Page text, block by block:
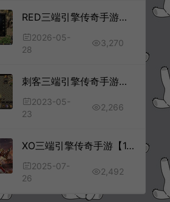
RED三端引擎传奇手游【1.76月光传奇底板】5月最新整理Win一键服务端+GM工具+PC安卓苹果+详细搭建教程
2026-05-
28
3,270
刺客三端引擎传奇手游【飞龙在天金币版】5月最新整理Win一键复古服务端+复刻端游经典地图+安卓PC双端+详细搭建教程+视频教程
2023-05-
23
2,266
XO三端引擎传奇手游【1.80三国极品星王合击版】7月最新整理Win一键服务端+PC安卓苹果+详细搭建教程+视频教程
2025-07-
26
2,492